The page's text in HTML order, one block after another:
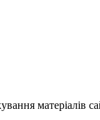
матеріалів